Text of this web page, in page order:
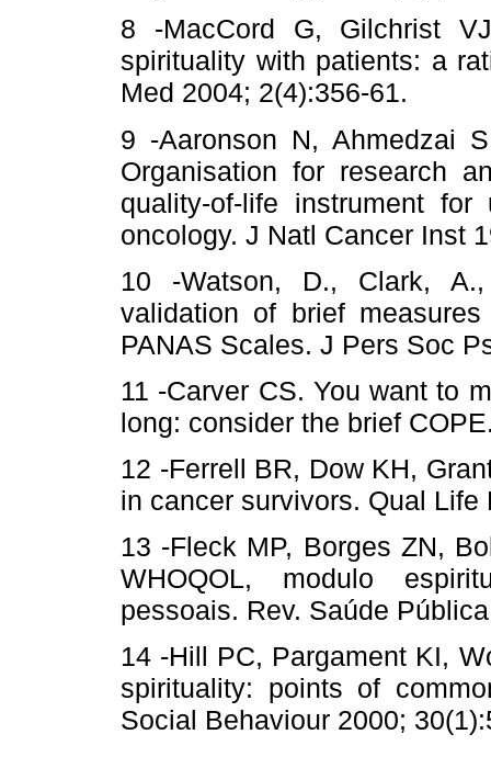
8 -MacCord G, Gilchrist
spirituality with patients: a
Med 2004; 2(4):356-61.
9 -Aaronson N, Ahmedzai
Organisation for research
quality-of-life instrument
oncology. J Natl Cancer Inst
10 -Watson, D., Clark,
validation of brief
PANAS Scales. J Pers Soc
11 -Carver CS. You want to
long: consider the brief
12 -Ferrell BR, Dow KH,
in cancer survivors. Qual
13 -Fleck MP, Borges ZN,
WHOQOL, modulo
pessoais. Rev. Saúde
14 -Hill PC, Pargament KI,
spirituality: points of
Social Behaviour 2000;